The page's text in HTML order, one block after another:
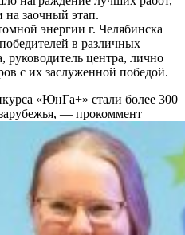
на заочный этап.
энергии г. Челябинска
в различных
центра, лично
с их заслуженной победой.
«ЮнГа+» стали более 300
— прокоммент